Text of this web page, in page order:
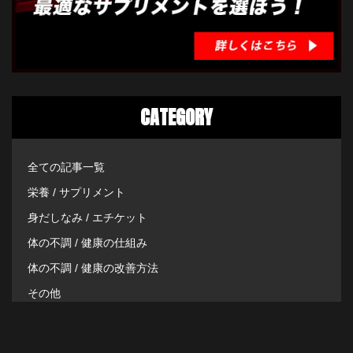
CATEGORY
全ての記事一覧
栄養 / サプリメント
身だしなみ / エチケット
体の不調 / 健康の仕組み
体の不調 / 健康の改善方法
その他